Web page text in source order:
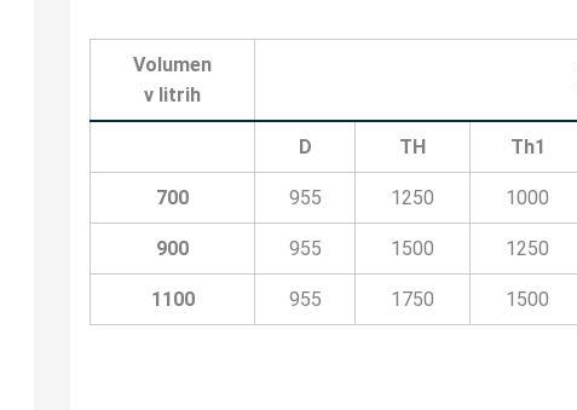
Volumen
v litrih
D TH Th1
700 955 1250 1000
900 955 1500 1250
1100 955 1750 1500